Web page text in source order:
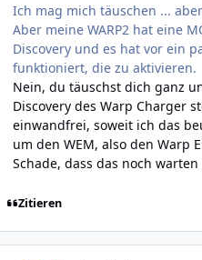
Ich mag mich täuschen ...
Aber meine WARP2 hat eine
Discovery und es hat vor ein
funktioniert, die zu aktivieren.
Nein, du täuschst dich ganz
Discovery des Warp Charger
einwandfrei, soweit ich das
um den WEM, also den Warp
Schade, dass das noch warten
Zitieren